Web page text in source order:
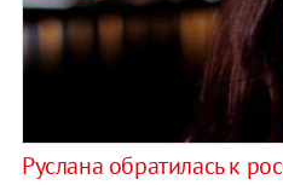
Руслана обратилась к